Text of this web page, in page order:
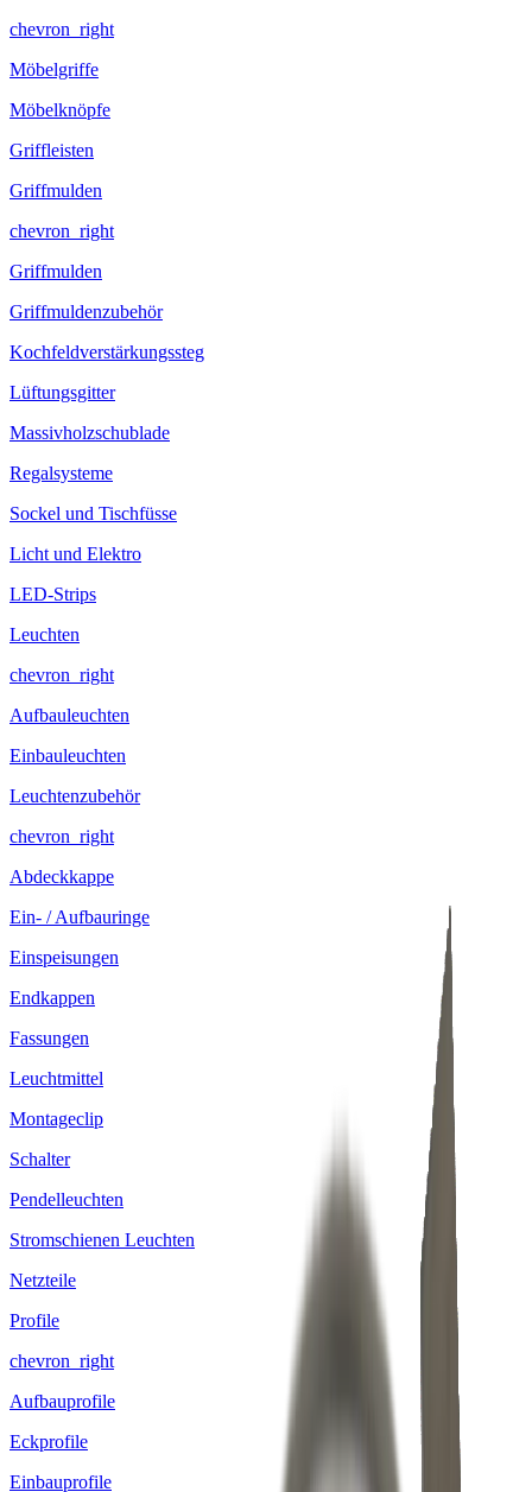
chevron_right
Möbelgriffe
Möbelknöpfe
Griffleisten
Griffmulden
chevron_right
Griffmulden
Griffmuldenzubehör
Kochfeldverstärkungssteg
Lüftungsgitter
Massivholzschublade
Regalsysteme
Sockel und Tischfüsse
Licht und Elektro
LED-Strips
Leuchten
chevron_right
Aufbauleuchten
Einbauleuchten
Leuchtenzubehör
chevron_right
Abdeckkappe
Ein- / Aufbauringe
Einspeisungen
Endkappen
Fassungen
Leuchtmittel
Montageclip
Schalter
Pendelleuchten
Stromschienen Leuchten
Netzteile
Profile
chevron_right
Aufbauprofile
Eckprofile
Einbauprofile